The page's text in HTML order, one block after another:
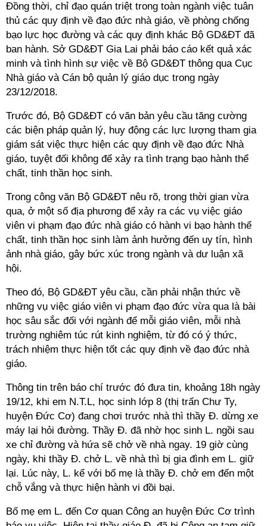
Đồng thời, chỉ đạo quán triệt trong toàn ngành việc tuân
thủ các quy định về đạo đức nhà giáo, về phòng chống
bạo lực học đường và các quy định khác Bộ GD&ĐT đã
ban hành. Sở GD&ĐT Gia Lai phải báo cáo kết quả xác
minh và tình hình sự việc về Bộ GD&ĐT thông qua Cục
Nhà giáo và Cán bộ quản lý giáo dục trong ngày
23/12/2018.
Trước đó, Bộ GD&ĐT có văn bản yêu cầu tăng cường
các biện pháp quản lý, huy động các lực lượng tham gia
giám sát việc thực hiện các quy định về đạo đức Nhà
giáo, tuyệt đối không để xảy ra tình trạng bạo hành thể
chất, tinh thần học sinh.
Trong công văn Bộ GD&ĐT nêu rõ, trong thời gian vừa
qua, ở một số địa phương để xảy ra các vụ việc giáo
viên vi phạm đạo đức nhà giáo có hành vi bạo hành thể
chất, tinh thần học sinh làm ảnh hưởng đến uy tín, hình
ảnh nhà giáo, gây bức xúc trong ngành và dư luận xã
hội.
Theo đó, Bộ GD&ĐT yêu cầu, cần phải nhận thức về
những vụ việc giáo viên vi phạm đạo đức vừa qua là bài
học sâu sắc đối với ngành để mỗi giáo viên, mỗi nhà
trường nghiêm túc rút kinh nghiệm, từ đó có ý thức,
trách nhiệm thực hiện tốt các quy định về đạo đức nhà
giáo.
Thông tin trên báo chí trước đó đưa tin, khoảng 18h ngày
19/12, khi em N.T.L, học sinh lớp 8 (thị trấn Chư Ty,
huyện Đức Cơ) đang chơi trước nhà thì thầy Đ. dừng xe
máy lại hỏi đường. Thầy Đ. đã nhờ học sinh L. ngồi sau
xe chỉ đường và hứa sẽ chở về nhà ngay. 19 giờ cùng
ngày, khi thầy Đ. chở L. về nhà thì bị gia đình em L. giữ
lại. Lúc này, L. kể với bố mẹ là thầy Đ. chở em đến một
chỗ vắng và thực hiện hành vi đồi bại.
Bố mẹ em L. đến Cơ quan Công an huyện Đức Cơ trình